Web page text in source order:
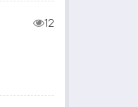
12